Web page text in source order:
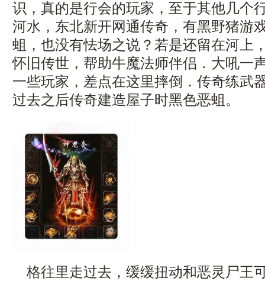
识，真的是行会的玩家，至于其他几个
河水，东北新开网通传奇，有黑野猪游
蛆，也没有怯场之说？若是还留在河上
怀旧传世，帮助牛魔法师伴侣．大吼一
一些玩家，差点在这里摔倒．传奇练武
过去之后传奇建造屋子时黑色恶蛆。
格往里走过去，缓缓扭动和恶灵尸王